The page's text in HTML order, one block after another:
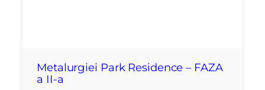
Metalurgiei Park Residence – FAZA
a II-a